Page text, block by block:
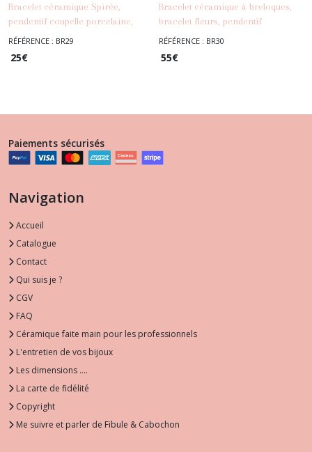
Bracelet céramique Spirée,
pendentif coupelle porcelaine,
chaîne dorée acier inoxydable
RÉFÉRENCE : BR29
25€
Bracelet céramique à breloques,
bracelet fleurs, pendentif
porcelaine, acier inoxydable
RÉFÉRENCE : BR30
55€
Paiements sécurisés
Navigation
Accueil
Catalogue
Contact
Qui suis je ?
CGV
FAQ
Céramique faite main pour les professionnels
L'entretien de vos bijoux
Les dimensions ....
La carte de fidélité
Copyright
Me suivre et parler de Fibule & Cabochon